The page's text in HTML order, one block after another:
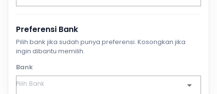
Preferensi Bank
Pilih bank jika sudah punya preferensi. Kosongkan jika
ingin dibantu memilih.
Bank